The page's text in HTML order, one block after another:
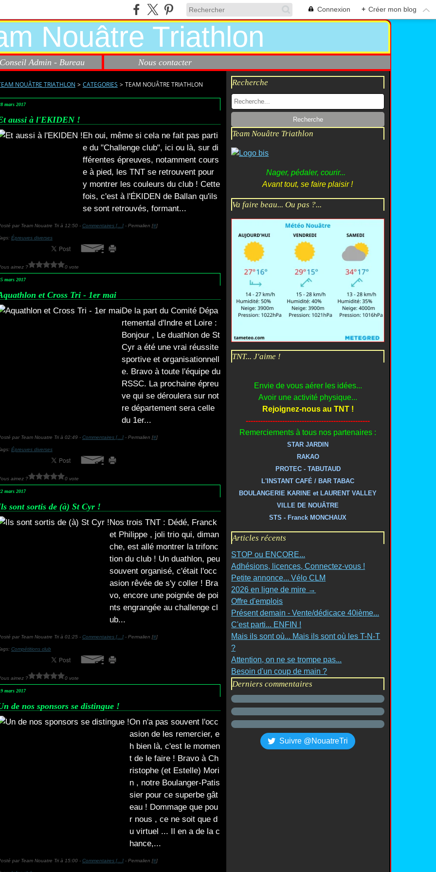
Connexion + Créer mon blog
Conseil Admin - Bureau Nous contacter
NOUÂTRE TRIATHLON > CATEGORIES > TEAM NOUÂTRE TRIATHLON
mars 2017
aussi à l'EKIDEN !
Eh oui, même si cela ne fait pas parti
e du "Challenge club", ici ou là, sur di
fférentes épreuves, notamment cours
e à pied, les TNT se retrouvent pour
y montrer les couleurs du club ! Cette
fois, c'est à l'ÉKIDEN de Ballan qu'ils
se sont retrouvés, formant...
par Team Nouatre Tri à 12:50 - Commentaires [… ]- Permalien [#]
Épreuves diverses
aimez ? 0 vote
mars 2017
et Cross Tri - 1er mai
De la part du Comité Dépa
rtemental d'Indre et Loire :
Bonjour , Le duathlon de St
Cyr a été une vrai réussite
sportive et organisationnell
e. Bravo à toute l'équipe du
RSSC. La prochaine épreu
ve qui se déroulera sur not
re département sera celle
du 1er...
par Team Nouatre Tri à 02:49 - Commentaires [… ]- Permalien [#]
Épreuves diverses
aimez ? 0 vote
mars 2017
sont sortis de (à) St Cyr !
Nos trois TNT : Dédé, Franck
et Philippe , joli trio qui, diman
che, est allé montrer la trifonc
tion du club ! Un duathlon, peu
souvent organisé, c'était l'occ
asion rêvée de s'y coller ! Bra
vo, encore une poignée de poi
nts engrangée au challenge cl
ub...
par Team Nouatre Tri à 01:25 - Commentaires [… ]- Permalien [#]
Compétitions club
aimez ? 0 vote
mars 2017
de nos sponsors se distingue !
On n'a pas souvent l'occ
asion de les remercier, e
h bien là, c'est le momen
t de le faire ! Bravo à Ch
ristophe (et Estelle) Mori
n , notre Boulanger-Patis
sier pour ce superbe gât
eau ! Dommage que pou
r nous , ce ne soit que d
u virtuel ... Il en a de la c
hance,...
par Team Nouatre Tri à 15:00 - Commentaires [… ]- Permalien [#]
Recherche
Team Nouâtre Triathlon
Nager, pédaler, courir...
Avant tout, se faire plaisir !
Va faire beau... Ou pas ?...
TNT... J'aime !
Envie de vous aérer les idées...
Avoir une activité physique...
Rejoignez-nous au TNT !
---------------------------------------------------
Remerciements à tous nos partenaires :
STAR JARDIN
RAKAO
PROTEC - TABUTAUD
L'INSTANT CAFÉ / BAR TABAC
BOULANGERIE KARINE et LAURENT VALLEY
VILLE DE NOUÂTRE
STS - Franck MONCHAUX
Articles récents
STOP ou ENCORE...
Adhésions, licences, Connectez-vous !
Petite annonce... Vélo CLM
2026 en ligne de mire →
Offre d'emplois
Présent demain - Vente/dédicace 40ième...
C'est parti... ENFIN !
Mais ils sont où... Mais ils sont où les T-N-T
?
Attention, on ne se trompe pas...
Besoin d'un coup de main ?
Derniers commentaires
Suivre @NouatreTri